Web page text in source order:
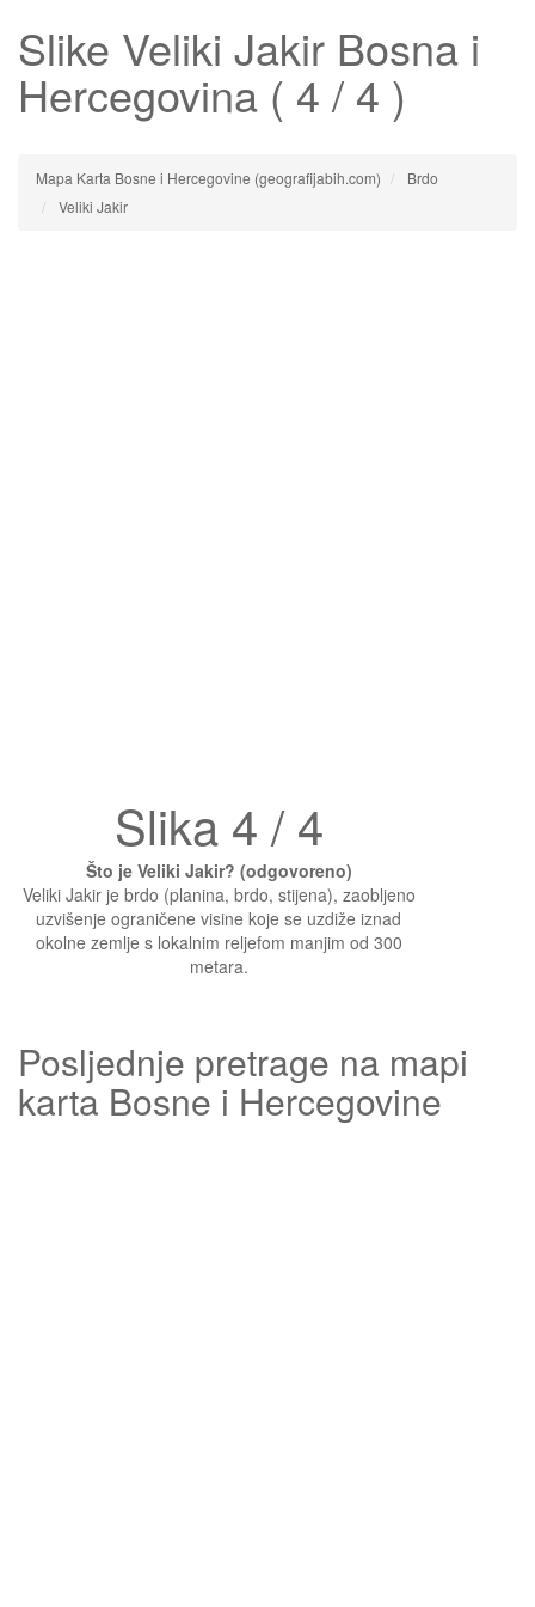
Slike Veliki Jakir Bosna i
Hercegovina ( 4 / 4 )
Mapa Karta Bosne i Hercegovine (geografijabih.com)
Brdo
Veliki Jakir
Slika 4 / 4
Što je Veliki Jakir? (odgovoreno)
Veliki Jakir je brdo (planina, brdo, stijena), zaobljeno
uzvišenje ograničene visine koje se uzdiže iznad
okolne zemlje s lokalnim reljefom manjim od 300
metara.
Posljednje pretrage na mapi
karta Bosne i Hercegovine